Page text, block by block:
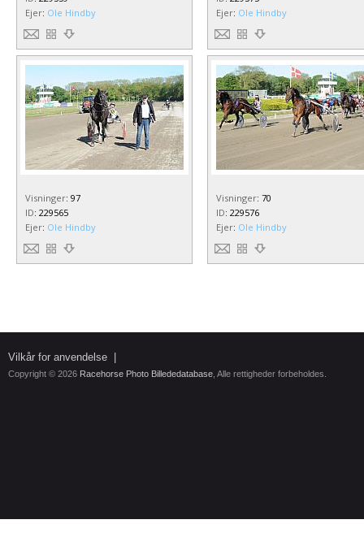
Ejer: Ole Hindby
Ejer: Ole Hindby
Visninger: 97
ID: 229565
Ejer: Ole Hindby
Visninger: 70
ID: 229576
Ejer: Ole Hindby
Vilkår for anvendelse
Copyright © 2026 Racehorse Photo Billededatabase , Alle rettigheder forbeholdes.